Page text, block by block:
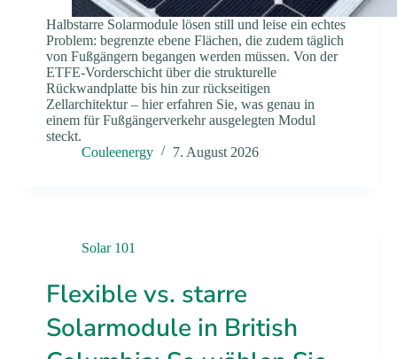
Halbstarre Solarmodule lösen still und leise ein echtes
Problem: begrenzte ebene Flächen, die zudem täglich
von Fußgängern begangen werden müssen. Von der
ETFE-Vorderschicht über die strukturelle
Rückwandplatte bis hin zur rückseitigen
Zellarchitektur – hier erfahren Sie, was genau in
einem für Fußgängerverkehr ausgelegten Modul
steckt.
Couleenergy
7. August 2026
Solar 101
Flexible vs. starre
Solarmodule in British